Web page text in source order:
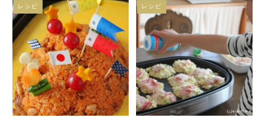
レシピ レシピ